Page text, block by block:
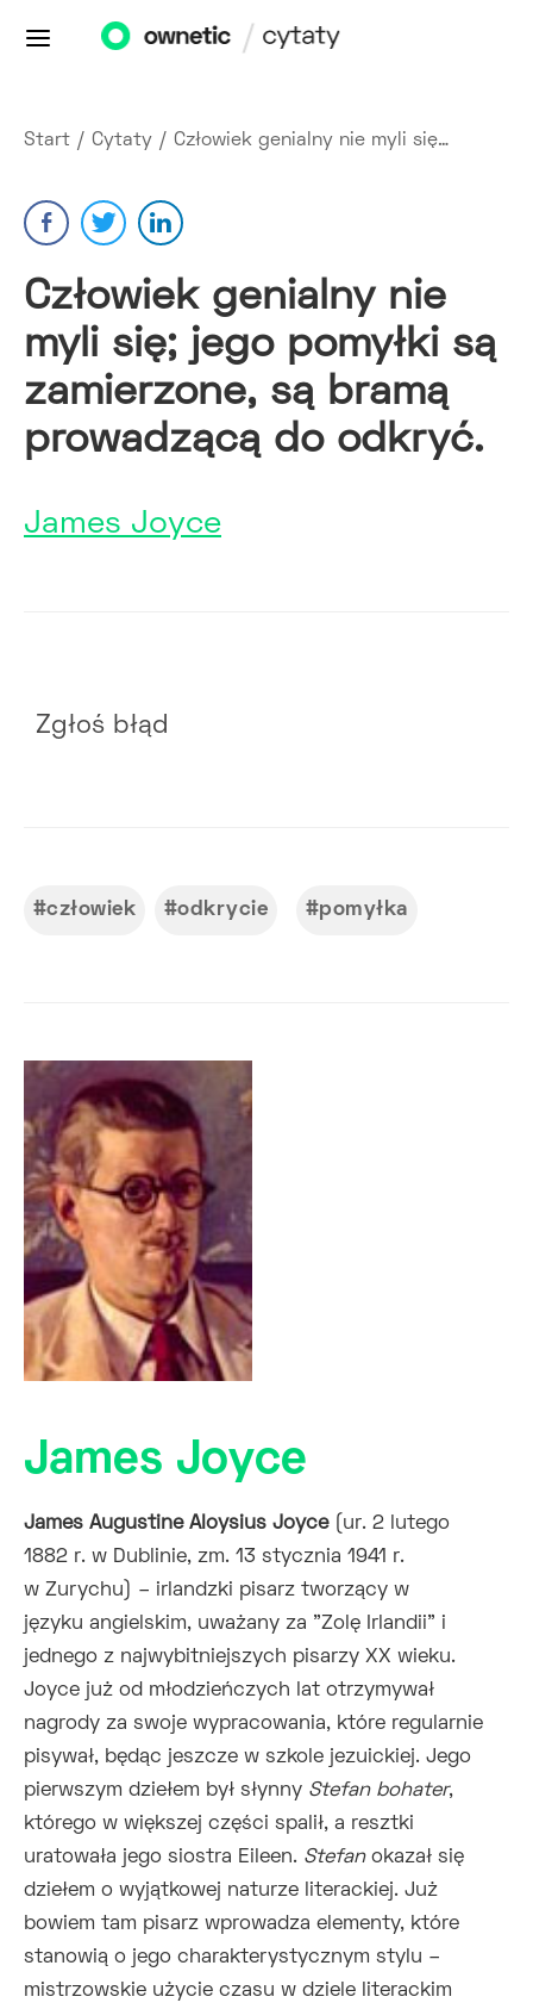
Start / Cytaty / Człowiek genialny nie myli się…
Człowiek genialny nie
myli się; jego pomyłki są
zamierzone, są bramą
prowadzącą do odkryć.
James Joyce
Zgłoś błąd
człowiek odkrycie pomyłka
James Joyce
James Augustine Aloysius Joyce(ur. 2 lutego
1882 r. w Dublinie, zm. 13 stycznia 1941 r.
w Zurychu) – irlandzki pisarz tworzący w
języku angielskim, uważany za "Zolę Irlandii" i
jednego z najwybitniejszych pisarzy XX wieku.
Joyce już od młodzieńczych lat otrzymywał
nagrody za swoje wypracowania, które regularnie
pisywał, będąc jeszcze w szkole jezuickiej. Jego
pierwszym dziełem był słynny Stefan bohater,
którego w większej części spalił, a resztki
uratowała jego siostra Eileen. Stefanokazał się
dziełem o wyjątkowej naturze literackiej. Już
bowiem tam pisarz wprowadza elementy, które
stanowią o jego charakterystycznym stylu –
mistrzowskie użycie czasu w dziele literackim